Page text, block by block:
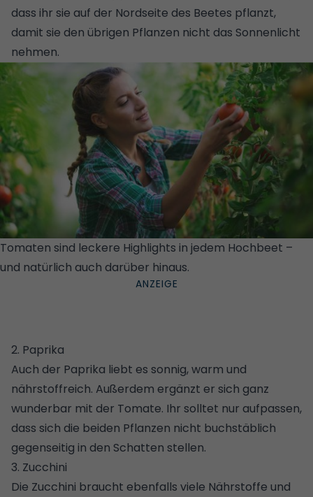
dass ihr sie auf der Nordseite des Beetes pflanzt,
damit sie den übrigen Pflanzen nicht das Sonnenlicht
nehmen.
Tomaten sind leckere Highlights in jedem Hochbeet –
und natürlich auch darüber hinaus.
2. Paprika
Auch der Paprika liebt es sonnig, warm und
nährstoffreich. Außerdem ergänzt er sich ganz
wunderbar mit der Tomate. Ihr solltet nur aufpassen,
dass sich die beiden Pflanzen nicht buchstäblich
gegenseitig in den Schatten stellen.
3. Zucchini
Die Zucchini braucht ebenfalls viele Nährstoffe und